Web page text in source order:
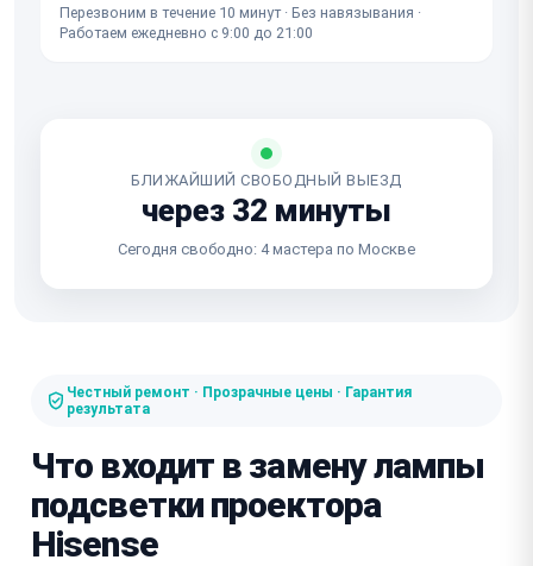
Перезвоним в течение 10 минут · Без навязывания ·
Работаем ежедневно с 9:00 до 21:00
БЛИЖАЙШИЙ СВОБОДНЫЙ ВЫЕЗД
через 32 минуты
Сегодня свободно: 4 мастера по Москве
Честный ремонт · Прозрачные цены · Гарантия
результата
Что входит в замену лампы
подсветки проектора
Hisense